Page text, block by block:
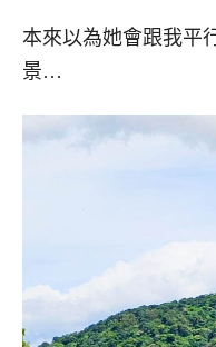
本來以為她會跟我平
景…